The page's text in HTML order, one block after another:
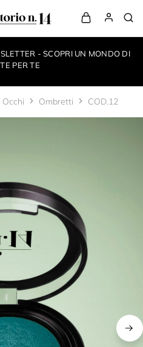
- SCOPRI UN MONDO DI
PER TE
Occhi Ombretti COD.12